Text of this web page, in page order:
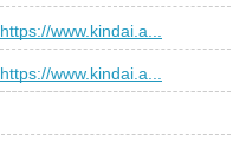
https://www.kindai.a...
https://www.kindai.a...